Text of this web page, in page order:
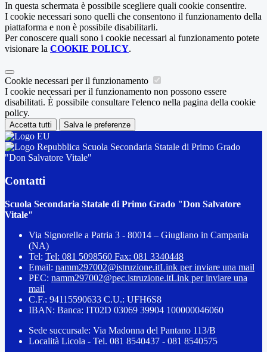
In questa schermata è possibile scegliere quali cookie consentire.
I cookie necessari sono quelli che consentono il funzionamento della
piattaforma e non è possibile disabilitarli.
Per conoscere quali sono i cookie necessari al funzionamento potete
visionare la COOKIE POLICY.
Cookie necessari per il funzionamento
I cookie necessari per il funzionamento non possono essere
disabilitati. È possibile consultare l'elenco nella pagina della cookie
policy.
Accetta tutti Salva le preferenze
Scuola Secondaria Statale di Primo Grado
"Don Salvatore Vitale"
Contatti
Scuola Secondaria Statale di Primo Grado "Don Salvatore
Vitale"
Via Signorelle a Patria 3 - 80014 – Giugliano in Campania
(NA)
Tel: Tel: 081 5098560 Fax: 081 3340448
Email: namm297002@istruzione.itLink per inviare una mail
PEC: namm297002@pec.istruzione.itLink per inviare una
mail
C.F.: 94115590633 C.U.: UFH6S8
IBAN: Banca: IT02D 03069 39904 100000046060
Sede succursale: Via Madonna del Pantano 113/B
Località Licola - Tel. 081 8540437 - 081 8540575